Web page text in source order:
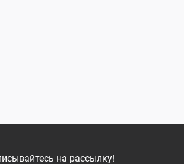
на рассылку!